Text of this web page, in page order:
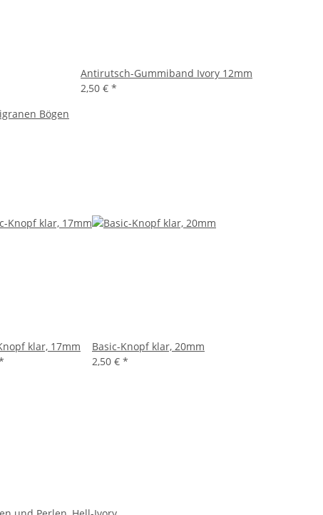
Bögen
Antirutsch-Gummiband Ivory 12mm
2,50 € *
klar, 17mm
Basic-Knopf klar, 20mm
2,50 € *